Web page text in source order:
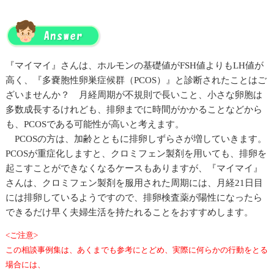
『マイマイ』さんは、ホルモンの基礎値がFSH値よりもLH値が
高く、『多嚢胞性卵巣症候群（PCOS）』と診断されたことはご
ざいませんか？ 月経周期が不規則で長いこと、小さな卵胞は
多数成長するけれども、排卵までに時間がかかることなどから
も、PCOSである可能性が高いと考えます。
PCOSの方は、加齢とともに排卵しずらさが増していきます。
PCOSが重症化しますと、クロミフェン製剤を用いても、排卵を
起こすことができなくなるケースもありますが、『マイマイ』
さんは、クロミフェン製剤を服用された周期には、月経21日目
には排卵しているようですので、排卵検査薬が陽性になったら
できるだけ早く夫婦生活を持たれることをおすすめします。
<ご注意>
この相談事例集は、あくまでも参考にとどめ、実際に何らかの行動をとる
場合には、